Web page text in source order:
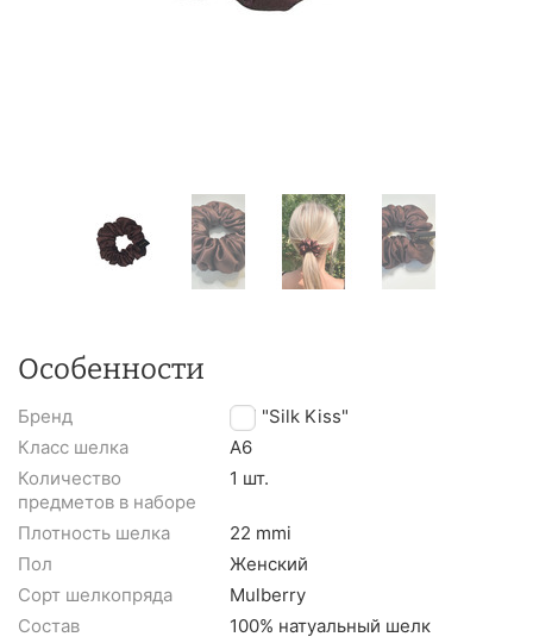
Особенности
Бренд
TM "Silk Kiss"
Класс шелка
A6
Количество
предметов в наборе
1 шт.
Плотность шелка
22 mmi
Пол
Женский
Сорт шелкопряда
Mulberry
Состав
100% натуальный шелк